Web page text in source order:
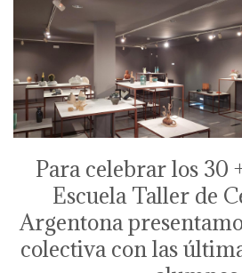
Para celebrar los 30
Escuela Taller de
Argentona
colectiva con las